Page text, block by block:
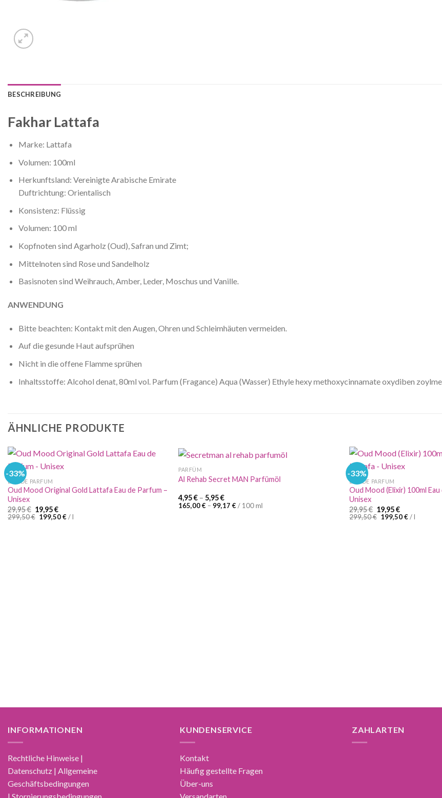
BESCHREIBUNG
Fakhar Lattafa
Marke: Lattafa
Volumen: 100ml
Herkunftsland: Vereinigte Arabische Emirate
Duftrichtung: Orientalisch
Konsistenz: Flüssig
Volumen: 100 ml
Kopfnoten sind Agarholz (Oud), Safran und Zimt;
Mittelnoten sind Rose und Sandelholz
Basisnoten sind Weihrauch, Amber, Leder, Moschus und Vanille.
ANWENDUNG
Bitte beachten: Kontakt mit den Augen, Ohren und Schleimhäuten vermeiden.
Auf die gesunde Haut aufsprühen
Nicht in die offene Flamme sprühen
Inhaltsstoffe: Alcohol denat, 80ml vol. Parfum (Fragance) Aqua (Wasser) Ethyle hexy methoxycinnamate oxydiben
ÄHNLICHE PRODUKTE
-33%
EAU DE PARFUM
Oud Mood Original Gold Lattafa Eau de Parfum –
Unisex
29,95€ Ursprünglicher
Preis
19,95€Aktueller
Preis
299,50€ 199,50€/l
PARFÜM
Al Rehab Secret MAN Parfümöl
4,95€ – 5,95€
165,00€ – 99,17€/ 100 ml
-33%
EAU DE PARFUM
Oud Mood (Elixir) 100ml
Unisex
29,95€ Ursprünglicher
Preis
19,95€Aktueller
Preis
299,50€ 199,50€/l
INFORMATIONEN
Rechtliche Hinweise |
Datenschutz | Allgemeine
Geschäftsbedingungen
| Stornierungsbedingungen
KUNDENSERVICE
Kontakt
Häufig gestellte Fragen
Über-uns
Versandarten
ZAHLARTEN